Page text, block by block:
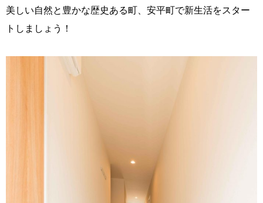
美しい自然と豊かな歴史ある町、安平町で新生活をスター
トしましょう！